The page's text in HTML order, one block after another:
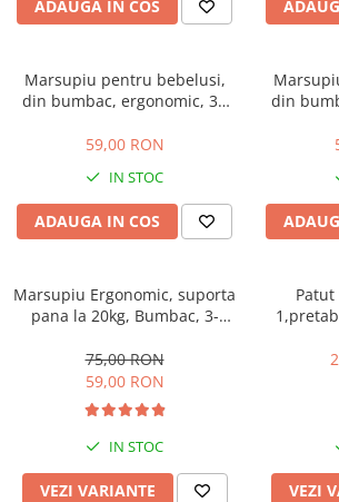
Veste bebe
Rochite bebeluse
Pantaloni de exterior
Bluze si pulovere
Babetele
Veste bebe
Ciorapi
Pantaloni de exterior
Bluze si pulovere
Babetele
Hainute bumbac organic
Articole mamici
Jucarii tip Montessori
Masinute electrice
Jucarii gonflabile
Jucarii de nisip
Table de scris
Carucioare papusi
Adidasi
ADAUGA IN COS
Marsupiu pentru bebelusi,
din bumbac, ergonomic, 3+
59,00 RON
IN STOC
ADAUGA IN COS
din
Marsupiu Ergonomic, suporta
pana la 20kg, Bumbac, 3-
75,00 RON
59,00 RON
IN STOC
VEZI VARIANTE VEZI